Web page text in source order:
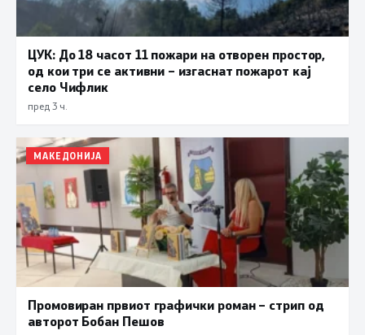
ЦУК: До 18 часот 11 пожари на отворен простор,
од кои три се активни – изгаснат пожарот кај
село Чифлик
пред 3 ч.
МАКЕДОНИЈА
Промовиран првиот графички роман – стрип од
авторот Бобан Пешов